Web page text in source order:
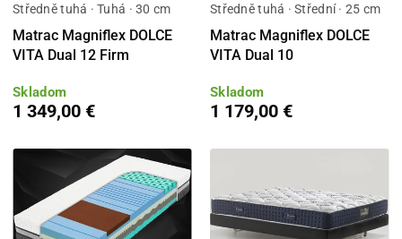
Středně tuhá · Tuhá · 30 cm
Matrac Magniflex DOLCE
VITA Dual 12 Firm
Skladom
1 349,00 €
Středně tuhá · Střední · 25 cm
Matrac Magniflex DOLCE
VITA Dual 10
Skladom
1 179,00 €